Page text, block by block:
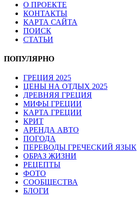
О ПРОЕКТЕ
КОНТАКТЫ
КАРТА САЙТА
ПОИСК
СТАТЬИ
ПОПУЛЯРНО
ГРЕЦИЯ 2025
ЦЕНЫ НА ОТДЫХ 2025
ДРЕВНЯЯ ГРЕЦИЯ
МИФЫ ГРЕЦИИ
КАРТА ГРЕЦИИ
КРИТ
АРЕНДА АВТО
ПОГОДА
ПЕРЕВОДЫ ГРЕЧЕСКИЙ ЯЗЫК
ОБРАЗ ЖИЗНИ
РЕЦЕПТЫ
ФОТО
СООБЩЕСТВА
БЛОГИ